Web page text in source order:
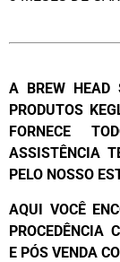
A BREW HEAD
PRODUTOS
FORNECE
ASSISTÊNCIA
PELO NOSSO
AQUI VOCÊ
PROCEDÊNCIA
E PÓS VENDA